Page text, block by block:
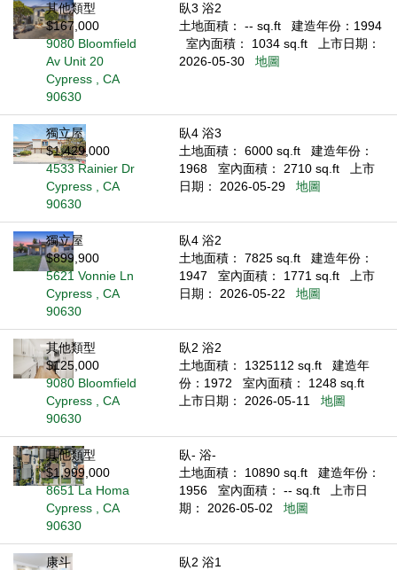
其他類型
$167,000
9080 Bloomfield
Av Unit 20
Cypress , CA
90630
臥3 浴2
土地面積： -- sq.ft
建造年份：1994
室內面積： 1034 sq.ft
上市日期：
2026-05-30
地圖
獨立屋
$1,429,000
4533 Rainier Dr
Cypress , CA
90630
臥4 浴3
土地面積： 6000 sq.ft
建造年份：
1968
室內面積： 2710 sq.ft
上市
日期： 2026-05-29
地圖
獨立屋
$899,900
5621 Vonnie Ln
Cypress , CA
90630
臥4 浴2
土地面積： 7825 sq.ft
建造年份：
1947
室內面積： 1771 sq.ft
上市
日期： 2026-05-22
地圖
其他類型
$125,000
9080 Bloomfield
Cypress , CA
90630
臥2 浴2
土地面積： 1325112 sq.ft
建造年
份：1972
室內面積： 1248 sq.ft
上市日期： 2026-05-11
地圖
其他類型
$1,999,000
8651 La Homa
Cypress , CA
90630
臥- 浴-
土地面積： 10890 sq.ft
建造年份：
1956
室內面積： -- sq.ft
上市日
期： 2026-05-02
地圖
康斗
臥2 浴1